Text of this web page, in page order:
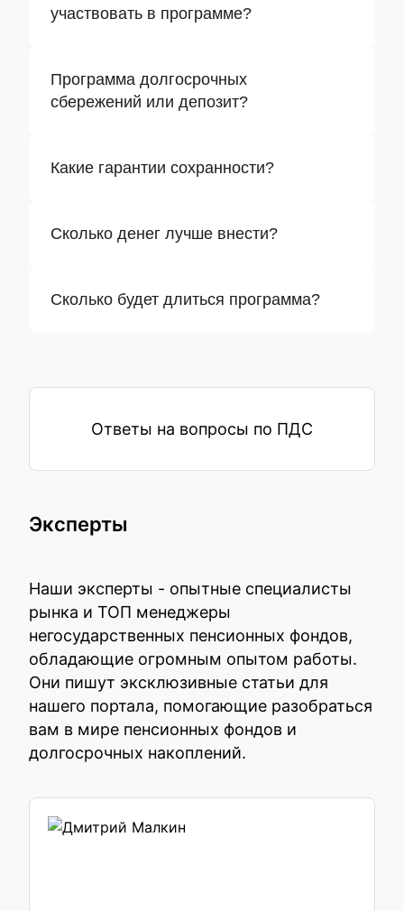
участвовать в программе?
Программа долгосрочных
сбережений или депозит?
Какие гарантии сохранности?
Сколько денег лучше внести?
Сколько будет длиться программа?
Ответы на вопросы по ПДС
Эксперты
Наши эксперты - опытные специалисты
рынка и ТОП менеджеры
негосударственных пенсионных фондов,
обладающие огромным опытом работы.
Они пишут эксклюзивные статьи для
нашего портала, помогающие разобраться
вам в мире пенсионных фондов и
долгосрочных накоплений.